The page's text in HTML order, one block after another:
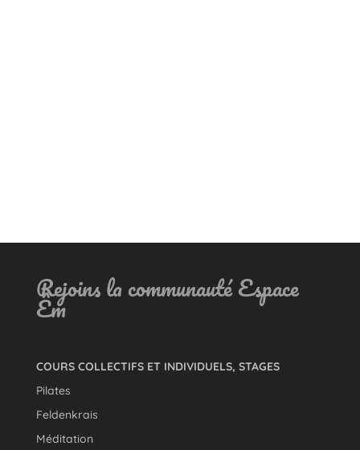
Rejoins la communauté Espace
Êm
COURS COLLECTIFS ET INDIVIDUELS, STAGES
Pilates
Feldenkrais
Méditation